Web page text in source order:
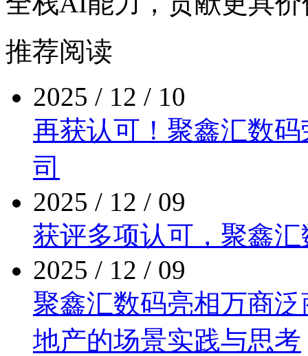
推荐阅读
2025 / 12 / 10
再获认可！聚鑫汇
司
2025 / 12 / 09
获评多项认可，聚
2025 / 12 / 09
聚鑫汇数码亮相万商泛
地产的场景实践与思考